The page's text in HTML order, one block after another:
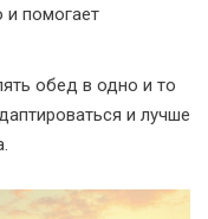
и помогает
обед в одно и то
и лучше